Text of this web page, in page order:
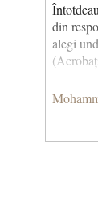
din
alegi